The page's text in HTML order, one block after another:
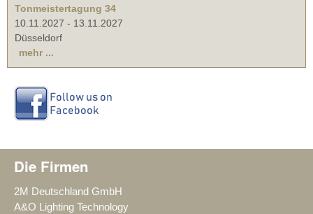
Tonmeistertagung 34
10.11.2027 - 13.11.2027
Düsseldorf
mehr ...
Die Firmen
2M Deutschland GmbH
A&O Lighting Technology